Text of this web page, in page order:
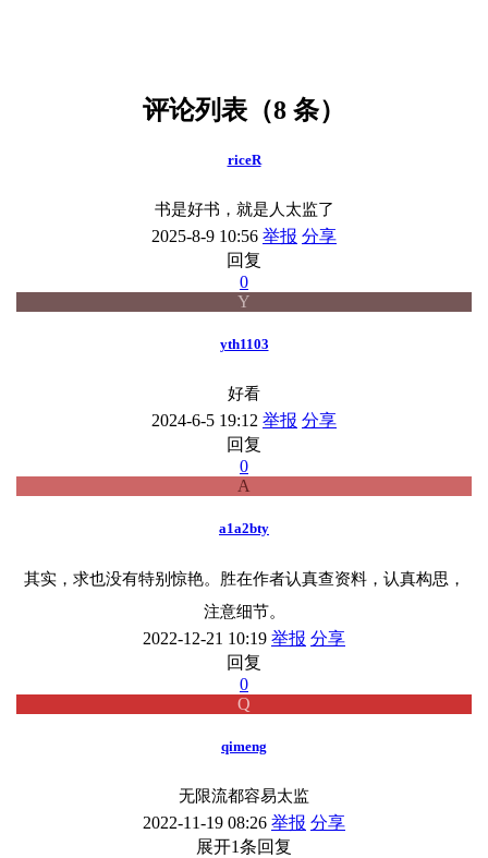
评论列表（8 条）
riceR
书是好书，就是人太监了
2025-8-9 10:56 举报 分享
回复
0
Y
yth1103
好看
2024-6-5 19:12 举报 分享
回复
0
A
a1a2bty
其实，求也没有特别惊艳。胜在作者认真查资料，认真构思，
注意细节。
2022-12-21 10:19 举报 分享
回复
0
Q
qimeng
无限流都容易太监
2022-11-19 08:26 举报 分享
展开1条回复